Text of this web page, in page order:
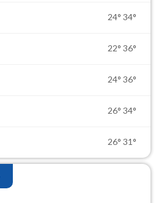
24° 34°
22° 36°
24° 36°
26° 34°
26° 31°